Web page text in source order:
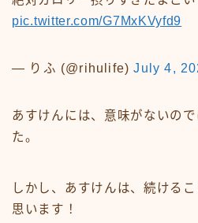
pic.twitter.com/G7MxKVyfd9
— りふ (@rihulife)July 4,
あすけんには、意味がないの
た。
しかし、あすけんは、続けるこ
思います！